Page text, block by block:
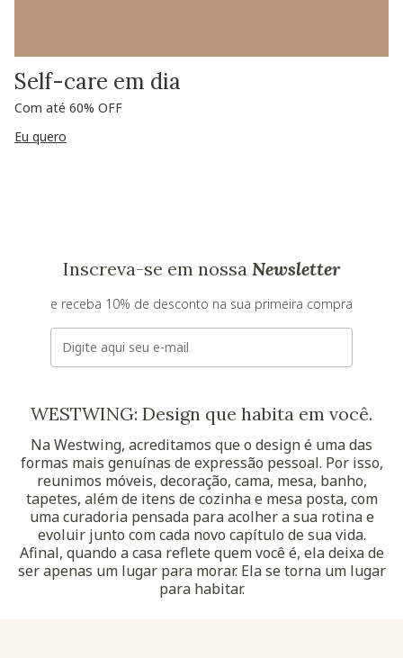
Self-care em dia
Com até 60% OFF
Eu quero
Inscreva-se em nossa Newsletter
e receba 10% de desconto na sua primeira compra
E-mail
WESTWING: Design que habita em você.
Na Westwing, acreditamos que o design é uma das
formas mais genuínas de expressão pessoal. Por isso,
reunimos móveis, decoração, cama, mesa, banho,
tapetes, além de itens de cozinha e mesa posta, com
uma curadoria pensada para acolher a sua rotina e
evoluir junto com cada novo capítulo de sua vida.
Afinal, quando a casa reflete quem você é, ela deixa de
ser apenas um lugar para morar. Ela se torna um lugar
para habitar.